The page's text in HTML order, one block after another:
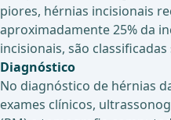
piores, hérnias incisionais
aproximadamente 25% da
incisionais, são
Diagnóstico
No diagnóstico de hérnias
exames clínicos,